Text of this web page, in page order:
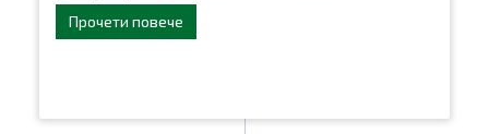
Прочети повече